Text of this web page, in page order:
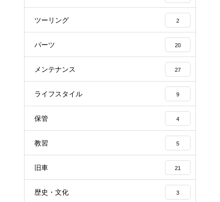
ツーリング 2
パーツ 20
メンテナンス 27
ライフスタイル 9
保管 4
教習 5
旧車 21
歴史・文化 3